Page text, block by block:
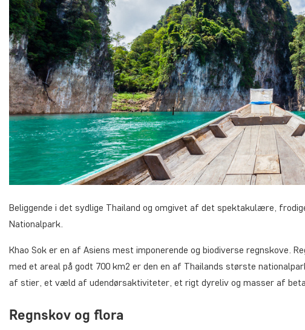
Beliggende i det sydlige Thailand og omgivet af det spektakulære,
Nationalpark.
Khao Sok er en af Asiens mest imponerende og biodiverse regnskove.
med et areal på godt 700 km2 er den en af Thailands største
af stier, et væld af udendørsaktiviteter, et rigt dyreliv og masser af
Regnskov og flora